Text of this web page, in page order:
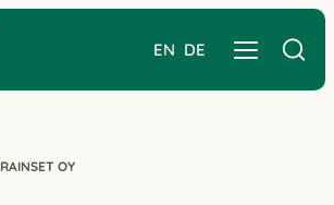
EN DE
RAINSET OY